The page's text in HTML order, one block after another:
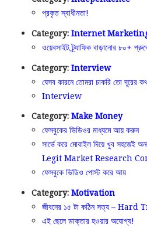
প্রকৃত স্বাধীনতা!
Category: Internet
ওয়েবসাইট ট্র্যাফিক বাড়ানোর ৮০+
Category: Interview
যেসব কারনে তোমরা চাকরি তো দূরের
Interview
Category: Make Money
ফেসবুকের ভিডিওর মাধ্যমে আয় করুন
সার্ভে করে মোবাইল দিয়ে খুব সহজেই
Legit Market Research
ফেসবুকে ভিডিও পোস্ট করে আয়
Category: Motivation
জীবনের ১৫ টা কঠিন সত্য –
এই ছেলে ডাক্তার হওয়ার অযোগ্য!